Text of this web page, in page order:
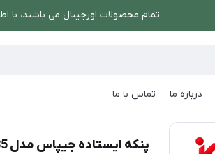
تمام محصولات اورجینال می باشند، با
درباره ما تماس با ما
پنکه ایستاده جیپاس مدل GF9385
پنکه ایستاده جیپاس مدل GF9385